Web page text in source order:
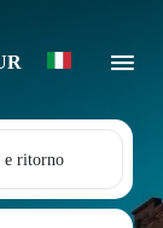
e ritorno